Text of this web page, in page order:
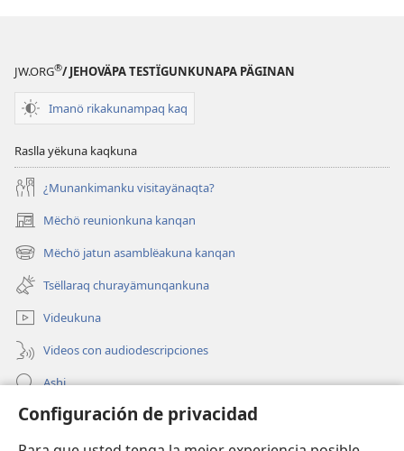
Configuración de privacidad
JW.ORG®/ JEHOVÄPA TESTÏGUNKUNAPA PÄGINAN
Imanö rikakunampaq kaq
Raslla yëkuna kaqkuna
¿Munankimanku visitayänaqta?
Mëchö reunionkuna kanqan
(abre
una
nueva
ventana)
Mëchö jatun asamblëakuna kanqan
(abre
una
nueva
ventana)
Tsëllaraq churayämunqankuna
Videukuna
Videos con audiodescripciones
Ashi
Mëtsëchö Jehoväpa testïgunkunapaq musyanëkipaq